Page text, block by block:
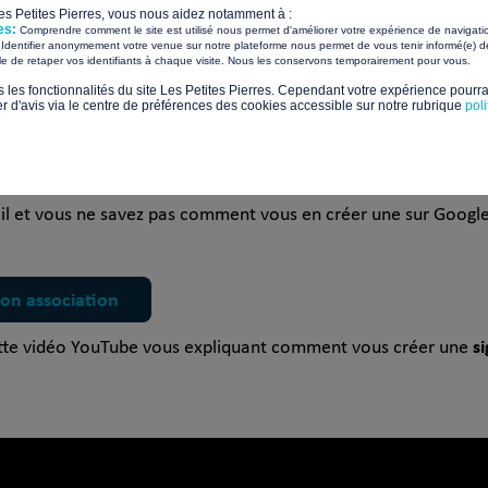
modifications ou suppressions.
gérer efficacement vos signatures électroniques dans
et vous ne savez pas comment vous en créer une sur
association
vidéo YouTube vous expliquant comment vous créer une
Petites Pierres, vous nous aidez notamment à :
Comprendre comment le site est utilisé nous permet d'améliorer votre expérience de
Identifier anonymement votre venue sur notre plateforme nous permet de vous tenir informé(e)
de retaper vos identifiants à chaque visite. Nous les conservons temporairement pour vous.
les fonctionnalités du site Les Petites Pierres. Cependant votre expérience
d'avis via le centre de préférences des cookies accessible sur notre rubrique